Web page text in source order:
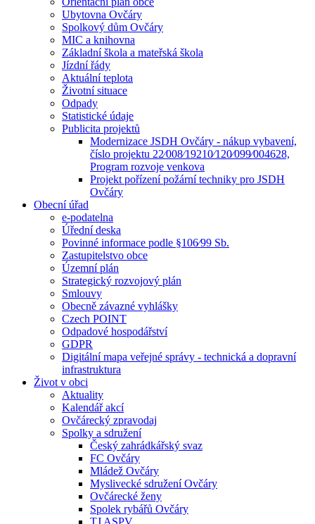
Ubytovna Ovčáry
Spolkový dům Ovčáry
MIC a knihovna
Základní škola a mateřská škola
Jízdní řády
Aktuální teplota
Životní situace
Odpady
Statistické údaje
Publicita projektů
Modernizace JSDH Ovčáry - nákup vybavení,
číslo projektu 22⁄008⁄19210⁄120⁄099⁄004628,
Program rozvoje venkova
Projekt pořízení požární techniky pro JSDH
Ovčáry
Obecní úřad
e-podatelna
Úřední deska
Povinné informace podle §106⁄99 Sb.
Zastupitelstvo obce
Územní plán
Strategický rozvojový plán
Smlouvy
Obecně závazné vyhlášky
Czech POINT
Odpadové hospodářství
GDPR
Digitální mapa veřejné správy - technická a dopravní
infrastruktura
Život v obci
Aktuality
Kalendář akcí
Ovčárecký zpravodaj
Spolky a sdružení
Český zahrádkářský svaz
FC Ovčáry
Mládež Ovčáry
Myslivecké sdružení Ovčáry
Ovčárecké ženy
Spolek rybářů Ovčáry
TJ ASPV